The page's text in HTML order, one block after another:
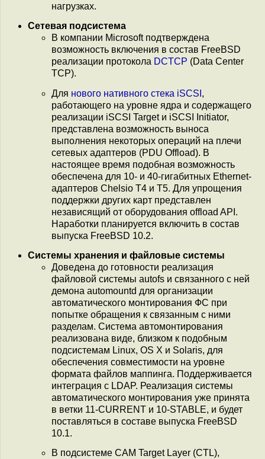
нагрузках.
Сетевая подсистема
В компании Microsoft подтверждена
возможность включения в состав FreeBSD
реализации протокола DCTCP (Data Center
TCP).
Для нового нативного стека iSCSI ,
работающего на уровне ядра и содержащего
реализации iSCSI Target и iSCSI Initiator,
представлена возможность выноса
выполнения некоторых операций на плечи
сетевых адаптеров (PDU Offload). В
настоящее время подобная возможность
обеспечена для 10- и 40-гигабитных Ethernet-
адаптеров Chelsio T4 и T5. Для упрощения
поддержки других карт представлен
независящий от оборудования offload API.
Наработки планируется включить в состав
выпуска FreeBSD 10.2.
Системы хранения и файловые системы
Доведена до готовности реализация
файловой системы autofs и связанного с ней
демона automountd для организации
автоматического монтирования ФС при
попытке обращения к связанным с ними
разделам. Система автомонтирования
реализована виде, близком к подобным
подсистемам Linux, OS X и Solaris, для
обеспечения совместимости на уровне
формата файлов маппинга. Поддерживается
интеграция с LDAP. Реализация системы
автоматического монтирования уже принята
в ветки 11-CURRENT и 10-STABLE, и будет
поставляться в составе выпуска FreeBSD
10.1.
В подсистеме CAM Target Layer (CTL),